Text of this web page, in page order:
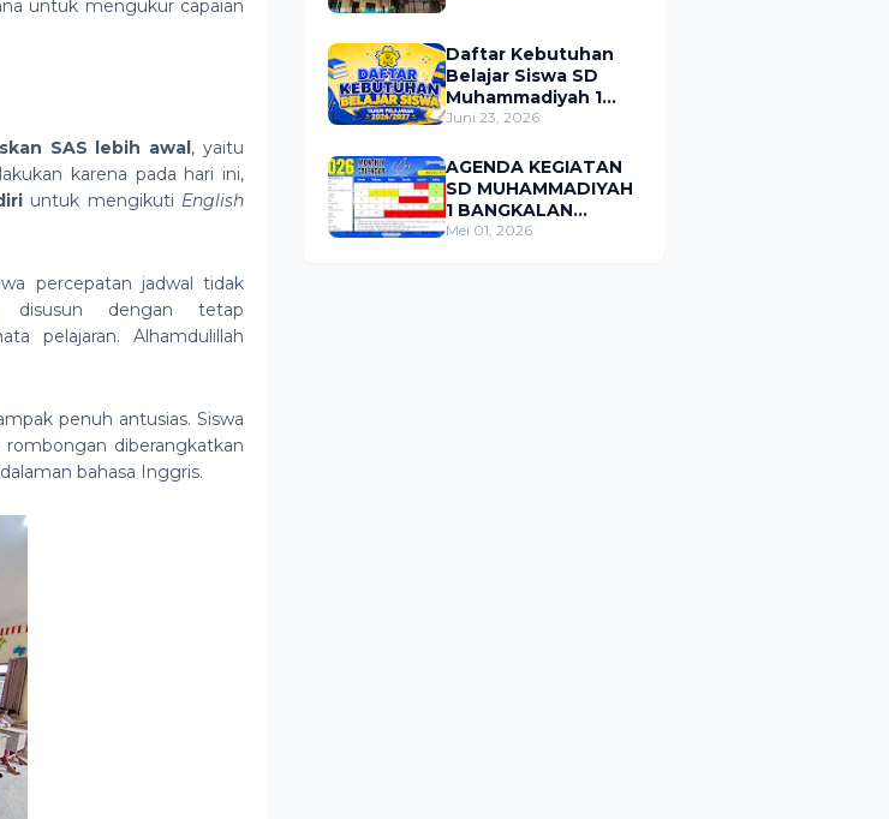
untuk mengukur capaian
SAS lebih awal, yaitu
karena pada hari ini,
untuk mengikuti English
percepatan jadwal tidak
disusun dengan tetap
pelajaran. Alhamdulillah
penuh antusias. Siswa
diberangkatkan
bahasa Inggris.
Daftar Kebutuhan
Belajar Siswa SD
Muhammadiyah 1
Bangkalan Tahun
Juni 23, 2026
AGENDA KEGIATAN
SD MUHAMMADIYAH
1 BANGKALAN
BULAN MEI 2026
Mei 01, 2026